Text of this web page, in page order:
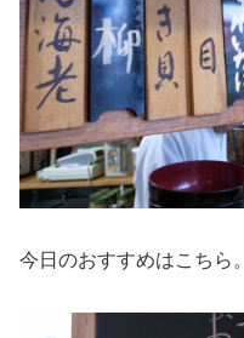
今日のおすすめはこちら。